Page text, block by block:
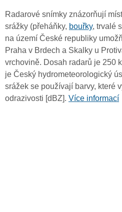
Radarové snímky znázorňují
srážky (přeháňky, bouřky, trvalé
na území České republiky
Praha v Brdech a Skalky u
vrchovině. Dosah radarů je 250
je Český hydrometeorologický
srážek se používají barvy, které
odrazivosti [dBZ]. Více informací